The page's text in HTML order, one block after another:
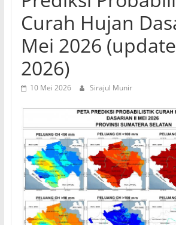
Sumatera
Selatan
Curah Hujan
Mei 2026
2026)
10 Mei 2026 Sirajul Munir